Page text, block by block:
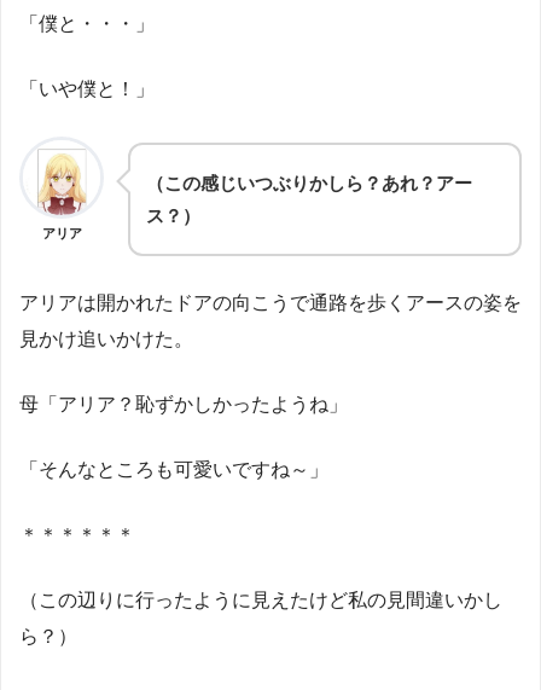
「僕と・・・」
「いや僕と！」
アリア
（この感じいつぶりかしら？あれ？アー
ス？）
アリアは開かれたドアの向こうで通路を歩くアースの姿を
見かけ追いかけた。
母「アリア？恥ずかしかったようね」
「そんなところも可愛いですね～」
＊＊＊＊＊＊
（この辺りに行ったように見えたけど私の見間違いかし
ら？）